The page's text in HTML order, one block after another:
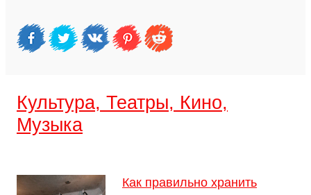
Культура, Театры, Кино,
Музыка
Как правильно хранить